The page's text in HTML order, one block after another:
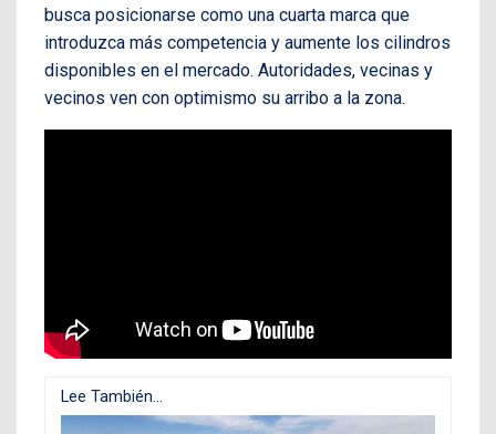
busca posicionarse como una cuarta marca que
introduzca más competencia y aumente los cilindros
disponibles en el mercado. Autoridades, vecinas y
vecinos ven con optimismo su arribo a la zona.
Lee También...